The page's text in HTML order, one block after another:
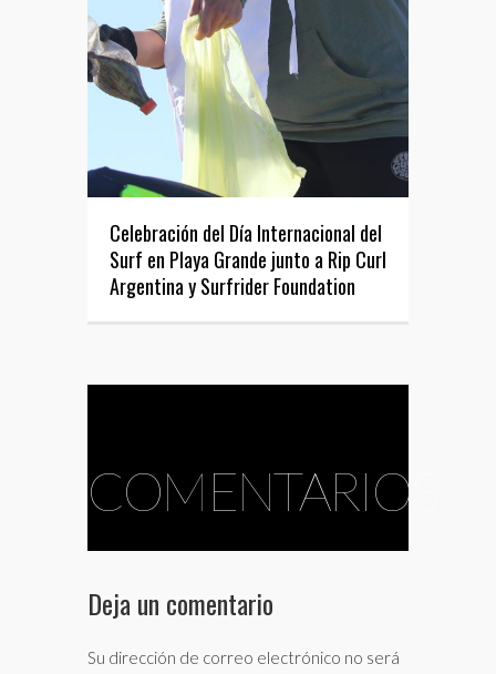
Celebración del Día Internacional del
Surf en Playa Grande junto a Rip Curl
Argentina y Surfrider Foundation
COMENTARIOS
Deja un comentario
Su dirección de correo electrónico no será